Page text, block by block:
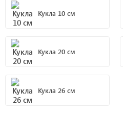
Кукла 10 см
Кукла 20 см
Кукла 26 см